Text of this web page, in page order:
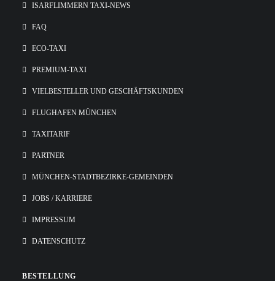
ISARFLIMMERN TAXI-NEWS
FAQ
ECO-TAXI
PREMIUM-TAXI
VIELBESTELLER UND GESCHÄFTSKUNDEN
FLUGHAFEN MÜNCHEN
TAXITARIF
PARTNER
MÜNCHEN-STADTBEZIRKE-GEMEINDEN
JOBS / KARRIERE
IMPRESSUM
DATENSCHUTZ
BESTELLUNG